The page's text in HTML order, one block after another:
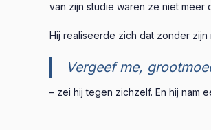
van zijn studie waren ze niet meer
Hij realiseerde zich dat zonder
Vergeef me,
– zei hij tegen zichzelf. En hij nam